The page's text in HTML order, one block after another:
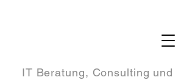
IT Beratung, Consulting und